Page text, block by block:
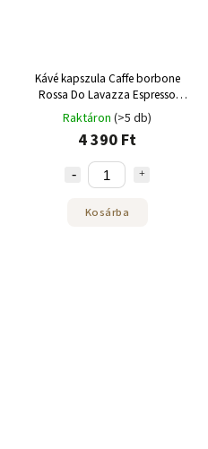
Kávé kapszula Caffe borbone
Rossa Do Lavazza Espresso
Point 50 db
Raktáron (>5 db)
4 390 Ft
Kosárba